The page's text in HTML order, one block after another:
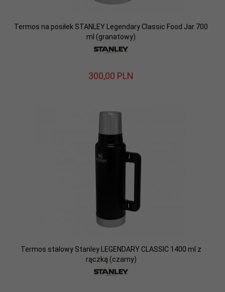
Termos na posiłek STANLEY Legendary Classic Food Jar 700
ml (granatowy)
300,00 PLN
Termos stalowy Stanley LEGENDARY CLASSIC 1400 ml z
rączką (czarny)